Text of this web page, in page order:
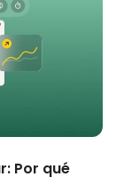
Por qué